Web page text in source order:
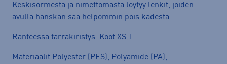
Keskisormesta ja nimettömästä löytyy lenkit, joiden
avulla hanskan saa helpommin pois kädestä.
Ranteessa tarrakiristys. Koot XS-L.
Materiaalit Polyester (PES), Polyamide (PA),